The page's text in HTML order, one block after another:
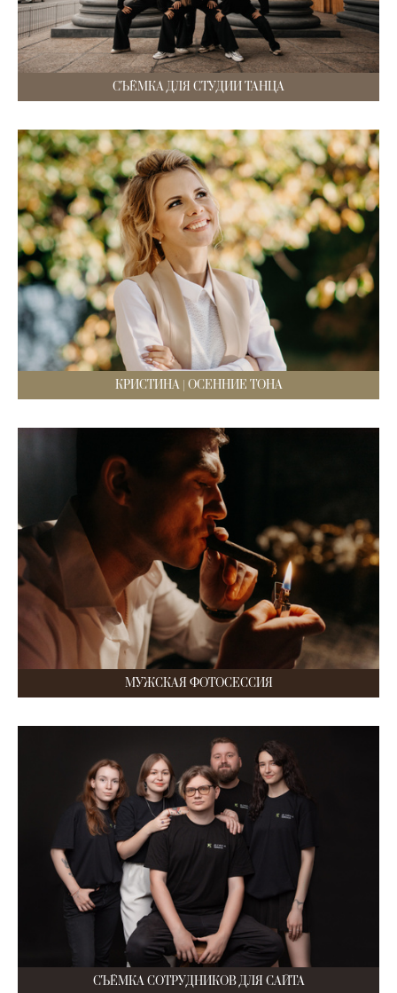
СЪЁМКА ДЛЯ СТУДИИ ТАНЦА
КРИСТИНА | ОСЕННИЕ ТОНА
МУЖСКАЯ ФОТОСЕССИЯ
СЪЁМКА СОТРУДНИКОВ ДЛЯ САЙТА